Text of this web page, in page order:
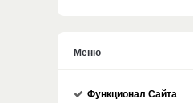
Меню
Функционал Сайта